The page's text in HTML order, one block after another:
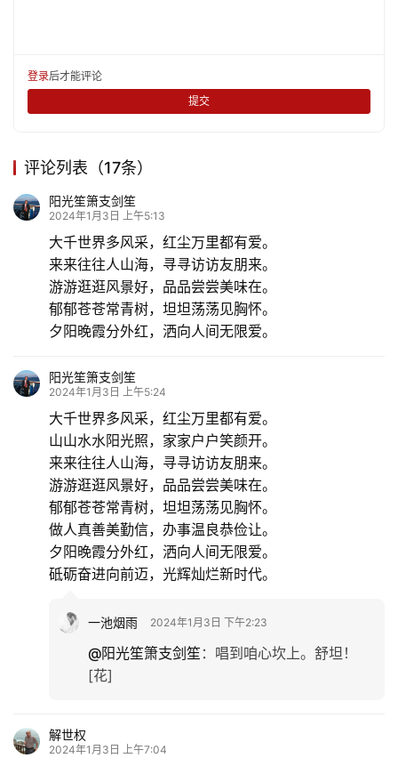
活
旅
游
登录 注册
登录后才能评论
提交
评论列表（17条）
阳光笙箫支剑笙
2024年1月3日 上午5:13
大千世界多风采，红尘万里都有爱。
来来往往人山海，寻寻访访友朋来。
游游逛逛风景好，品品尝尝美味在。
郁郁苍苍常青树，坦坦荡荡见胸怀。
夕阳晚霞分外红，洒向人间无限爱。
阳光笙箫支剑笙
2024年1月3日 上午5:24
大千世界多风采，红尘万里都有爱。
山山水水阳光照，家家户户笑颜开。
来来往往人山海，寻寻访访友朋来。
游游逛逛风景好，品品尝尝美味在。
郁郁苍苍常青树，坦坦荡荡见胸怀。
做人真善美勤信，办事温良恭俭让。
夕阳晚霞分外红，洒向人间无限爱。
砥砺奋进向前迈，光辉灿烂新时代。
一池烟雨 2024年1月3日 下午2:23
@阳光笙箫支剑笙 ： 唱到咱心坎上。舒坦！
[花]
解世权
2024年1月3日 上午7:04